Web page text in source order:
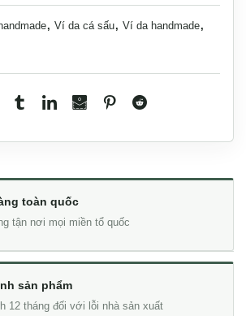
, Ví da cá sấu, Ví da handmade,
toàn quốc
tận nơi mọi miền tổ quốc
sản phẩm
12 tháng đối với lỗi nhà sản xuất